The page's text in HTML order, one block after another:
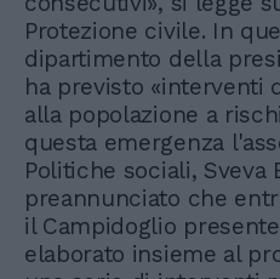
Protezione civile. In
dipartimento della
ha previsto «interventi
alla popolazione a
questa emergenza
Politiche sociali, Sveva
preannunciato che
il Campidoglio
elaborato insieme al